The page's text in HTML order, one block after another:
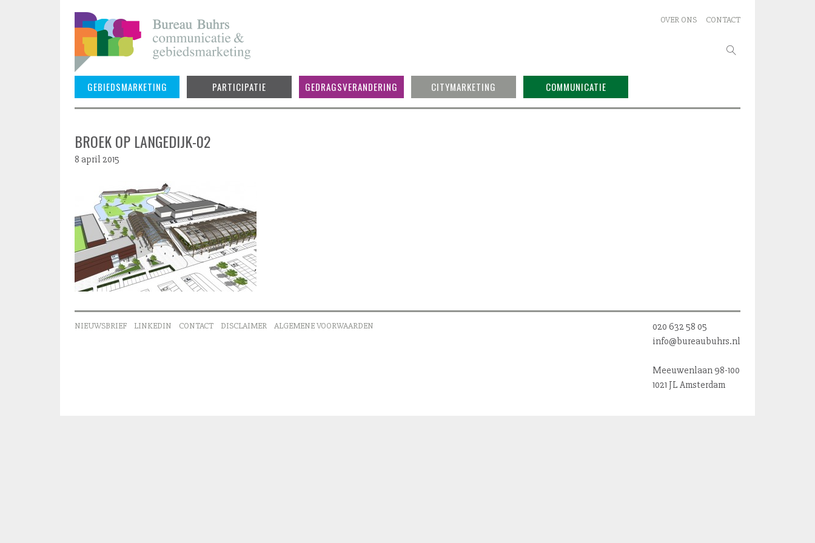
Skip
to
content
OVER ONS CONTACT
GEBIEDSMARKETING PARTICIPATIE GEDRAGSVERANDERING CITYMARKETING COMMUNICATIE
BROEK OP LANGEDIJK-02
8 april 2015
020 632 58 05
info@bureaubuhrs.nl
Meeuwenlaan 98-100
1021 JL Amsterdam
NIEUWSBRIEF LINKEDIN CONTACT DISCLAIMER ALGEMENE VOORWAARDEN